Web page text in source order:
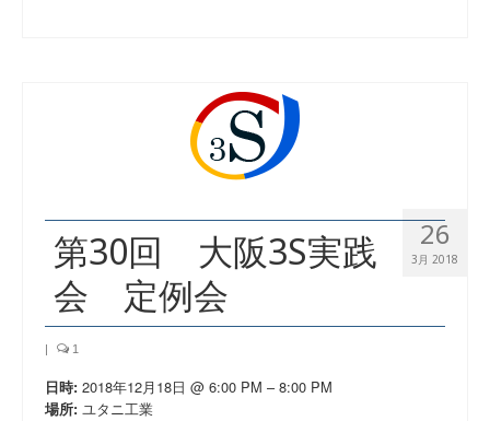
26
3月 2018
第30回 大阪3S実践
会 定例会
1
日時: 2018年12月18日 @ 6:00 PM – 8:00 PM
場所: ユタニ工業